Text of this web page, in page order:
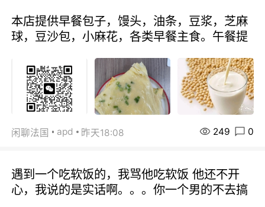
本店提供早餐包子，馒头，油条，豆浆，芝麻
球，豆沙包，小麻花，各类早餐主食。午餐提
闲聊法国 apd 昨天18:08 249 0
遇到一个吃软饭的，我骂他吃软饭 他还不开
心，我说的是实话啊。。。你一个男的不去搞